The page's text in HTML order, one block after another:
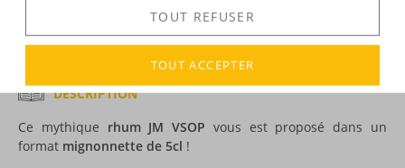
Voir tous les produits :JM
DESCRIPTION
Ce mythique rhum JM VSOP vous est proposé dans un
format mignonnette de 5cl !
TOUT REFUSER
TOUT ACCEPTER